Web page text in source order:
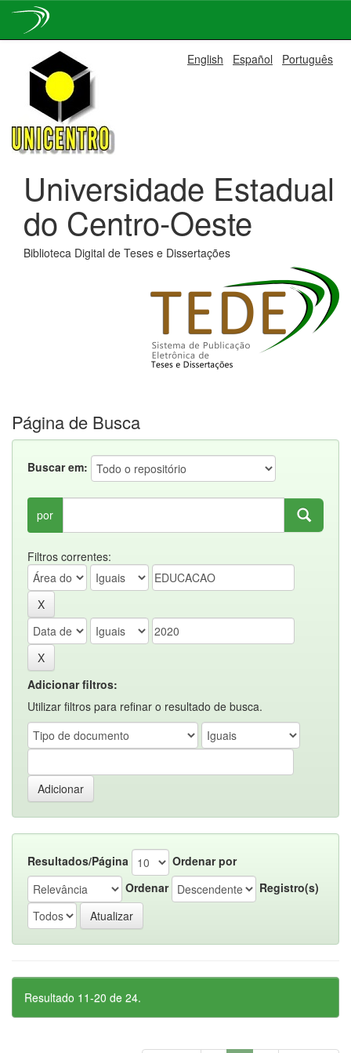
navigation
English Español Português
Universidade Estadual
do Centro-Oeste
Biblioteca Digital de Teses e Dissertações
Página de Busca
Buscar em:
por
Filtros correntes:
Adicionar filtros:
Utilizar filtros para refinar o resultado de busca.
Resultados/Página
Ordenar por
Ordenar
Registro(s)
Resultado 11-20 de 24.